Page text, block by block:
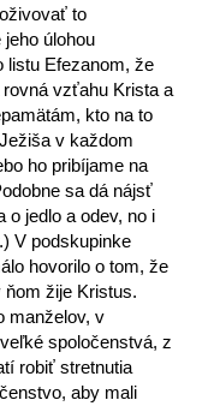
to
úlohou
listu Efezanom, že
vzťahu Krista a
kto na to
v každom
ho pribíjame na
sa dá nájsť
o jedlo a odev, no i
V podskupinke
hovorilo o tom, že
žije Kristus.
manželov, v
spoločenstvá, z
robiť stretnutia
aby mali